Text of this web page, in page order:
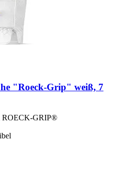
"Roeck-​Grip" weiß, 7
ROECK-GRIP®